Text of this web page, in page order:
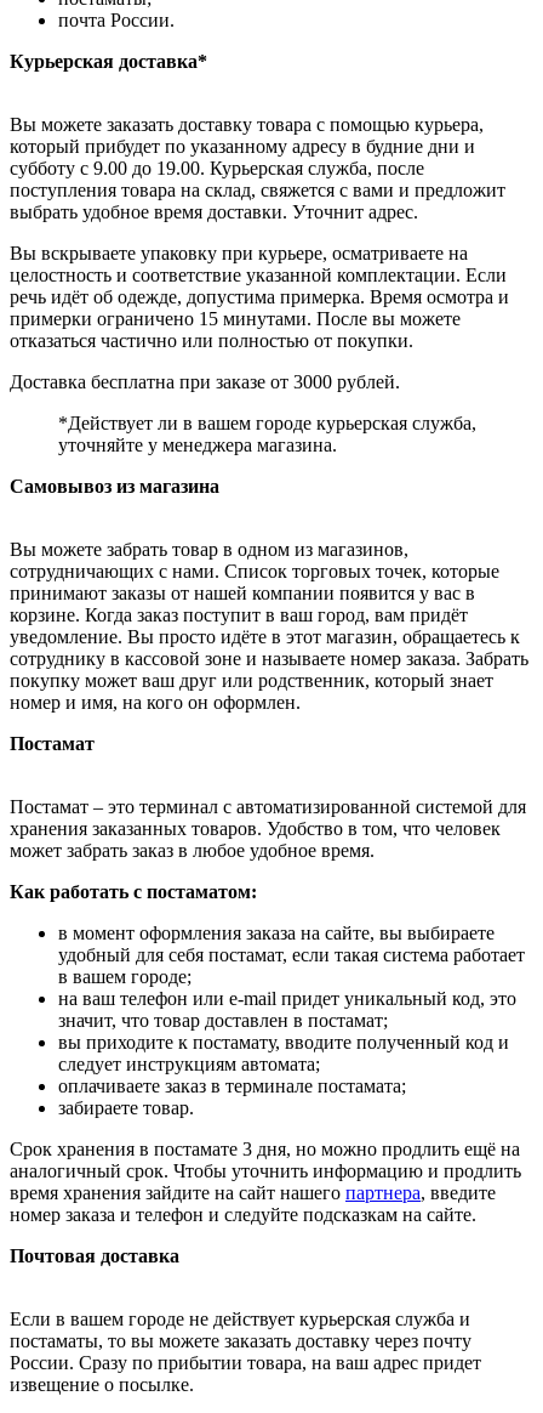
почта России.
Курьерская доставка*
Вы можете заказать доставку товара с помощью курьера,
который прибудет по указанному адресу в будние дни и
субботу с 9.00 до 19.00. Курьерская служба, после
поступления товара на склад, свяжется с вами и предложит
выбрать удобное время доставки. Уточнит адрес.
Вы вскрываете упаковку при курьере, осматриваете на
целостность и соответствие указанной комплектации. Если
речь идёт об одежде, допустима примерка. Время осмотра и
примерки ограничено 15 минутами. После вы можете
отказаться частично или полностью от покупки.
Доставка бесплатна при заказе от 3000 рублей.
*Действует ли в вашем городе курьерская служба,
уточняйте у менеджера магазина.
Самовывоз из магазина
Вы можете забрать товар в одном из магазинов,
сотрудничающих с нами. Список торговых точек, которые
принимают заказы от нашей компании появится у вас в
корзине. Когда заказ поступит в ваш город, вам придёт
уведомление. Вы просто идёте в этот магазин, обращаетесь к
сотруднику в кассовой зоне и называете номер заказа. Забрать
покупку может ваш друг или родственник, который знает
номер и имя, на кого он оформлен.
Постамат
Постамат – это терминал с автоматизированной системой для
хранения заказанных товаров. Удобство в том, что человек
может забрать заказ в любое удобное время.
Как работать с постаматом:
в момент оформления заказа на сайте, вы выбираете
удобный для себя постамат, если такая система работает
в вашем городе;
на ваш телефон или e-mail придет уникальный код, это
значит, что товар доставлен в постамат;
вы приходите к постамату, вводите полученный код и
следует инструкциям автомата;
оплачиваете заказ в терминале постамата;
забираете товар.
Срок хранения в постамате 3 дня, но можно продлить ещё на
аналогичный срок. Чтобы уточнить информацию и продлить
время хранения зайдите на сайт нашего партнера, введите
номер заказа и телефон и следуйте подсказкам на сайте.
Почтовая доставка
Если в вашем городе не действует курьерская служба и
постаматы, то вы можете заказать доставку через почту
России. Сразу по прибытии товара, на ваш адрес придет
извещение о посылке.